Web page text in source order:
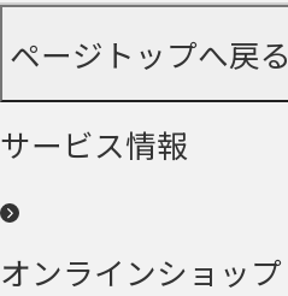
ページトップへ戻る
サービス情報
オンラインショップ